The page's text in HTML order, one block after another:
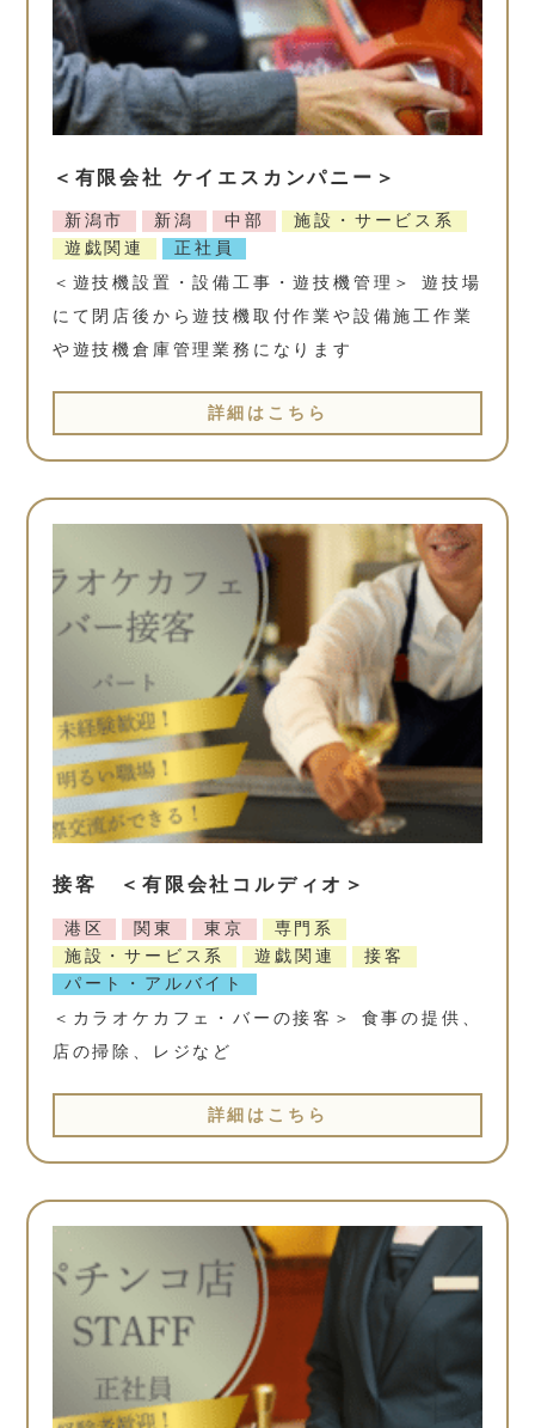
＜有限会社 ケイエスカンパニー＞
新潟市 新潟 中部
施設・サービス系
遊戯関連
正社員
＜遊技機設置・設備工事・遊技機管理＞ 遊技場
にて閉店後から遊技機取付作業や設備施工作業
や遊技機倉庫管理業務になります
詳細はこちら
接客 ＜有限会社コルディオ＞
港区 関東 東京
専門系
施設・サービス系
遊戯関連
接客
パート・アルバイト
＜カラオケカフェ・バーの接客＞ 食事の提供、
店の掃除、レジなど
詳細はこちら